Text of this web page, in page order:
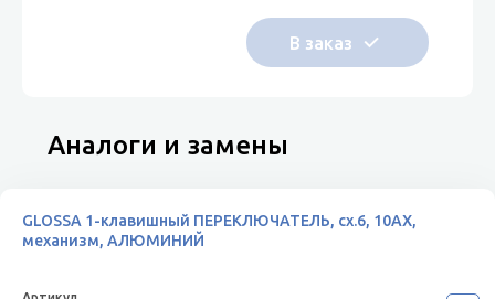
Аналоги и замены
GLOSSA 1-клавишный ПЕРЕКЛЮЧАТЕЛЬ, сх.6, 10АХ,
механизм, АЛЮМИНИЙ